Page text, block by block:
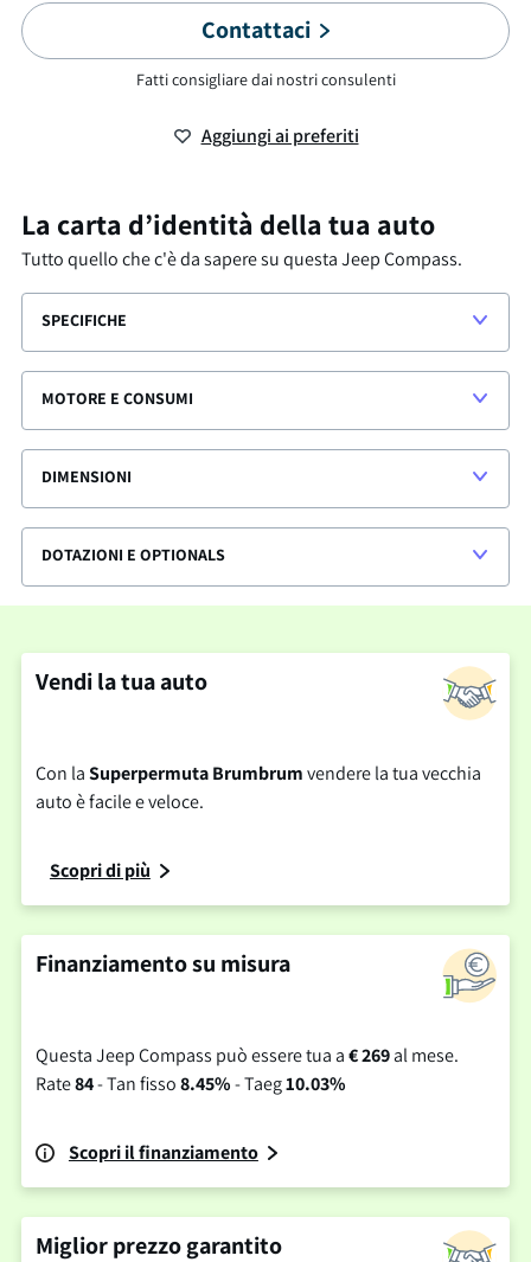
Contattaci
Fatti consigliare dai nostri consulenti
Aggiungi ai preferiti
La carta d’identità della tua auto
Tutto quello che c'è da sapere su questaJeep Compass.
SPECIFICHE
MOTORE E CONSUMI
DIMENSIONI
DOTAZIONI E OPTIONALS
Vendi la tua auto
Con laSuperpermuta Brumbrumvendere la tua vecchia
auto è facile e veloce.
Scopri di più
Finanziamento su misura
Questa Jeep Compass può essere tua a€ 269al mese.
Rate84- Tan fisso8.45%- Taeg10.03%
Scopri il finanziamento
Miglior prezzo garantito